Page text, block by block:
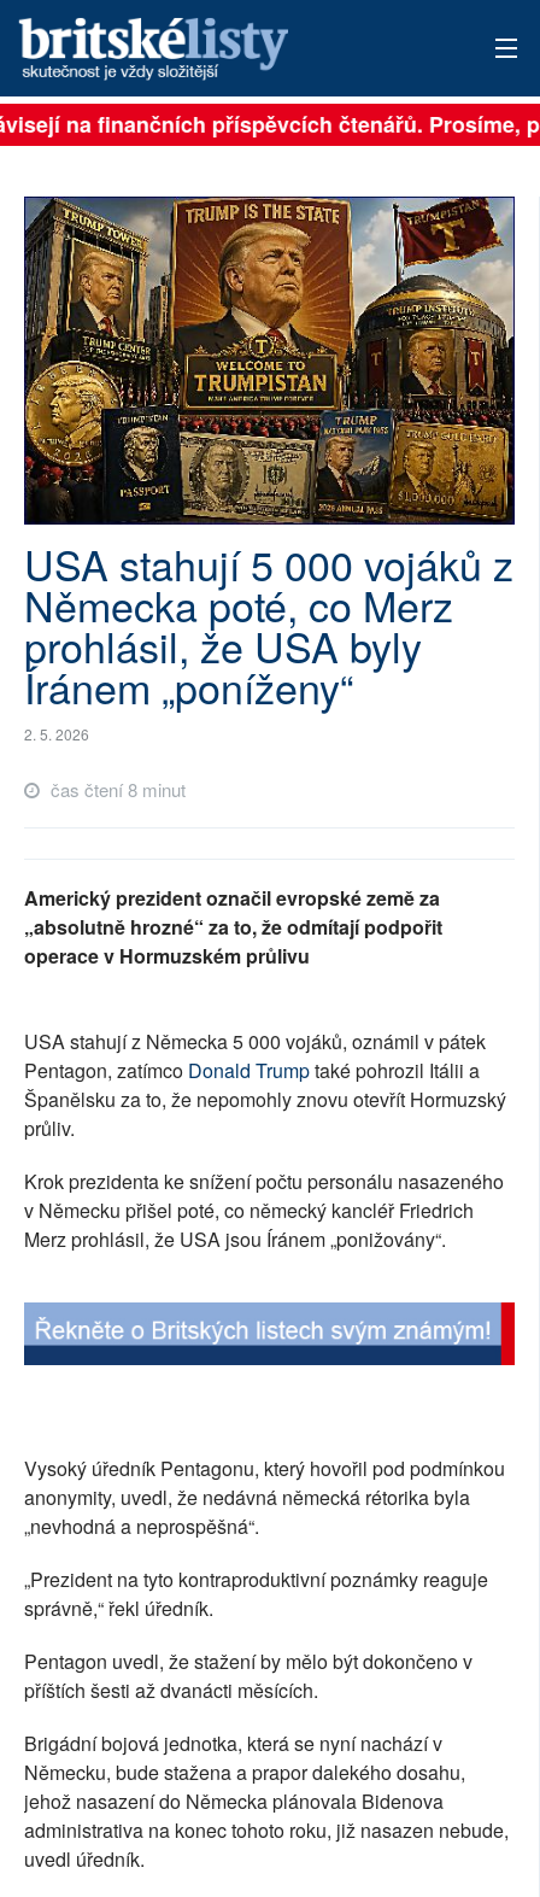
PŘIHLÁSIT
ARCHIV
ROZHOVORY
TÉMATA
NEJČTENĚJŠÍ ZA 7 DNÍ
AUTOŘI
PŘÍSPĚVKY NA PROVOZ
SOCIÁLNÍ SÍTĚ
RUBRIKY
PLNÁ VERZE STRÁNEK
na finančních příspěvcích čtenářů. Prosíme,
USA stahují 5 000 vojáků z
Německa poté, co Merz
prohlásil, že USA byly
Íránem „poníženy“
2. 5. 2026
čas čtení 8 minut
Americký prezident označil evropské země za
„absolutně hrozné“ za to, že odmítají podpořit
operace v Hormuzském průlivu
USA stahují z Německa 5 000 vojáků, oznámil v pátek
Pentagon, zatímco Donald Trumptaké pohrozil Itálii a
Španělsku za to, že nepomohly znovu otevřít Hormuzský
průliv.
Krok prezidenta ke snížení počtu personálu nasazeného
v Německu přišel poté, co německý kancléř Friedrich
Merz prohlásil, že USA jsou Íránem „ponižovány“.
Vysoký úředník Pentagonu, který hovořil pod podmínkou
anonymity, uvedl, že nedávná německá rétorika byla
„nevhodná a neprospěšná“.
„Prezident na tyto kontraproduktivní poznámky reaguje
správně,“ řekl úředník.
Pentagon uvedl, že stažení by mělo být dokončeno v
příštích šesti až dvanácti měsících.
Brigádní bojová jednotka, která se nyní nachází v
Německu, bude stažena a prapor dalekého dosahu,
jehož nasazení do Německa plánovala Bidenova
administrativa na konec tohoto roku, již nasazen nebude,
uvedl úředník.